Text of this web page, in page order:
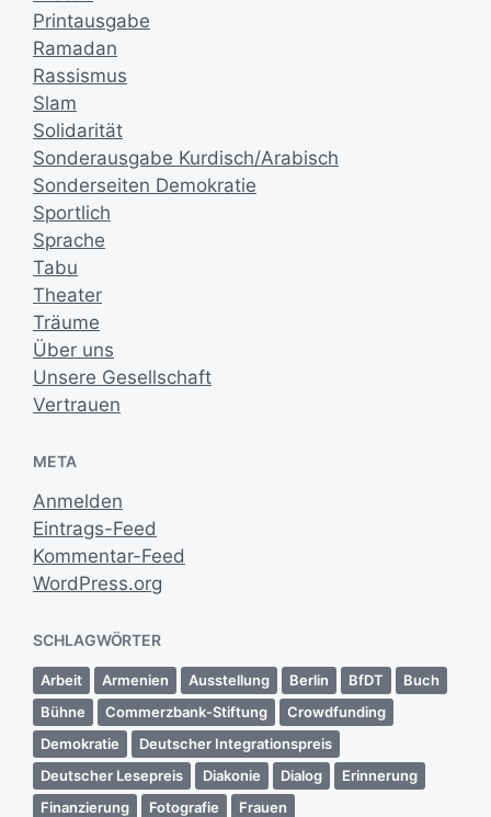
Printausgabe
Ramadan
Rassismus
Slam
Solidarität
Sonderausgabe Kurdisch/Arabisch
Sonderseiten Demokratie
Sportlich
Sprache
Tabu
Theater
Träume
Über uns
Unsere Gesellschaft
Vertrauen
META
Anmelden
Eintrags-Feed
Kommentar-Feed
WordPress.org
SCHLAGWÖRTER
Arbeit Armenien Ausstellung Berlin BfDT
Buch
Bühne
Commerzbank-Stiftung
Crowdfunding
Demokratie
Deutscher Integrationspreis
Deutscher Lesepreis
Diakonie Dialog
Erinnerung
Finanzierung
Fotografie
Frauen